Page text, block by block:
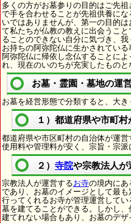
多くの方がお墓参りの目的はご先
で手を合わせることが先祖供養に
いではありませんが、第一の目的
て私たちが仏教の教えに出会うこ
ることのできない自分に気づき、
お持ちの阿弥陀仏に生かされてい
阿弥陀仏に帰依し念仏することに
れ、現在のいのちが充実したものと
お墓・霊園・墓地の運
お墓を経営形態で分類すると、大き
１）都道府県や市町
都道府県や市区町村の自治体が運営
使用料や管理料が安く、宗旨・宗派
２） 寺院や宗教法人が
宗教法人が運営するお寺の境内にあ
であり、お墓のイメージとして最
行ってくれるお寺が管理運営して
墓を建てることができる。しかし
建てれない場合もあり、お墓のデザ